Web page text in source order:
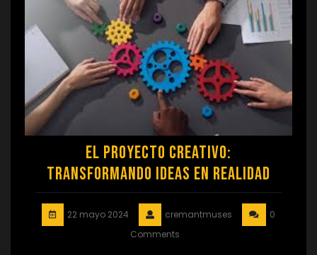
El Proyecto Creativo:
Transformando Ideas en Realidad
22 mayo 2024 cremantmuses
0
Comments